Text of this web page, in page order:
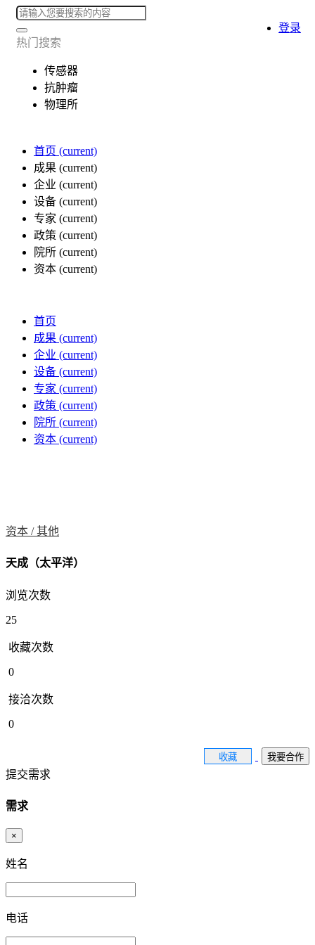
热门搜索
传感器
抗肿瘤
物理所
首页 (current)
成果 (current)
企业 (current)
设备 (current)
专家 (current)
政策 (current)
院所 (current)
资本 (current)
登录
首页
成果 (current)
企业 (current)
设备 (current)
专家 (current)
政策 (current)
院所 (current)
资本 (current)
资本 /其他
天成（太平洋）
浏览次数
25
收藏次数
0
接洽次数
0
收藏 我要合作
提交需求
需求
×
姓名
电话